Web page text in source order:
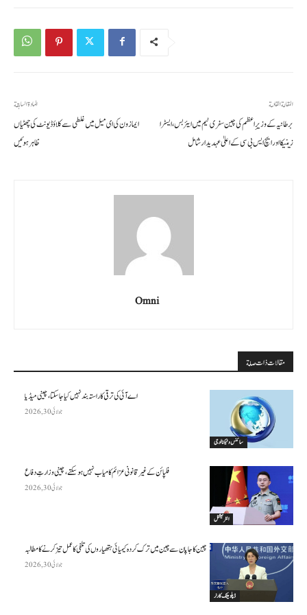
المادة السابقة
ایمازون کی ای میل میں غلطی سے کلاؤڈ یونٹ کی چھٹیاں
ظاہر ہوئیں
المقالة القادمة
برطانیہ کے وزیرِ اعظم کی چین سفری ٹیم میں ایئر بس، ایسٹرا
زینیکا اور ایچ ایس بی سی کے اعلیٰ عہدیدار شامل
Omni
مقالات ذات صلة
سائنس وٹیکنالوجی
اے آئی کی ترقی کا راستہ بند نہیں کیا جا سکتا، چینی میڈیا
جولائی 30, 2026
انٹرنیشنل
فلپائن کے غیر قانونی عزائم کامیاب نہیں ہو سکتے ، چینی وزارتِ دفاع
جولائی 30, 2026
ڈپلومیٹک کارنر
چین کا جاپان سے چین میں ترک کردہ کیمیائی ہتھیاروں کی تلفی کا عمل تیز کرنے کا مطالبہ
جولائی 30, 2026